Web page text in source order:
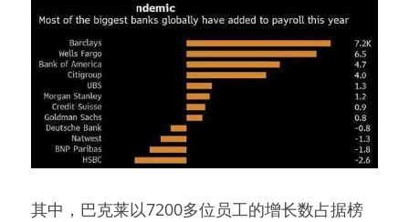
其中，巴克莱以7200多位员工的增长数占据榜